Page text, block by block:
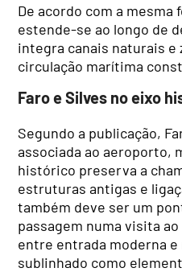
De acordo com a mesma
estende-se ao longo de
integra canais naturais e
circulação marítima
Faro e Silves no eixo
Segundo a publicação,
associada ao aeroporto,
histórico preserva a
estruturas antigas e
também deve ser um
passagem numa visita
entre entrada moderna
sublinhado como